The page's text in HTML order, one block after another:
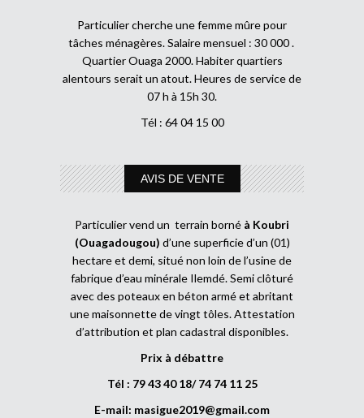
Particulier cherche une femme mûre pour
tâches ménagères. Salaire mensuel : 30 000 .
Quartier Ouaga 2000. Habiter quartiers
alentours serait un atout. Heures de service de
07 h à 15h 30.
Tél : 64 04 15 00
AVIS DE VENTE
Particulier vend un terrain borné à Koubri
(Ouagadougou) d’une superficie d’un (01)
hectare et demi, situé non loin de l’usine de
fabrique d’eau minérale Ilemdé. Semi clôturé
avec des poteaux en béton armé et abritant
une maisonnette de vingt tôles. Attestation
d’attribution et plan cadastral disponibles.
Prix à débattre
Tél : 79 43 40 18/ 74 74 11 25
E-mail: masigue2019@gmail.com